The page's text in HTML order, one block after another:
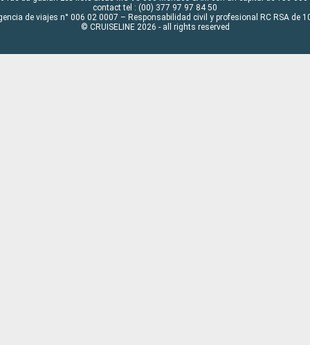
contact tel : (00) 377 97 97 84 50
de viajes n° 006 02 0007 – Responsabilidad civil y profesional RC RSA de
© CRUISELINE 2026 - all rights reserved